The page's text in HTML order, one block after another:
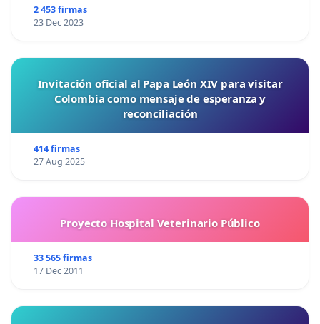
2 453 firmas
23 Dec 2023
Invitación oficial al Papa León XIV para visitar
Colombia como mensaje de esperanza y
reconciliación
414 firmas
27 Aug 2025
Proyecto Hospital Veterinario Público
33 565 firmas
17 Dec 2011